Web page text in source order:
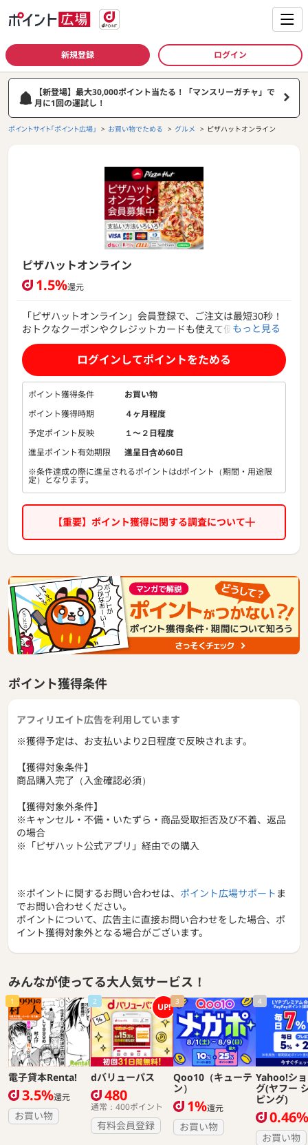
新規登録 ログイン
【新登場】最大30,000ポイント当たる！「マンスリーガチャ」で
月に1回の運試し！
ポイントサイト「ポイント広場」 お買い物でためる グルメ ピザハットオンライン
ピザハットオンライン
1.5%還元
「ピザハットオンライン」会員登録で、ご注文は最短30秒！
おトクなクーポンやクレジットカードも使えて便利！
いまや世界最大のピザレストランチェーンに成長したピザハ
ット。
こだわりのおいしさとおもてなしの心で焼きたてのピザをお
届します。
もっと見る
ログインしてポイントをためる
ポイント獲得条件
お買い物
ポイント獲得時期
４ヶ月程度
予定ポイント反映
１〜２日程度
進呈ポイント有効期限
進呈日含め60日
※条件達成の際に進呈されるポイントはdポイント（期間・用途限
定）となります。
【重要】ポイント獲得に関する調査について
ポイント獲得条件
アフィリエイト広告を利用しています
※獲得予定は、お支払いより2日程度で反映されます。
【獲得対象条件】
商品購入完了（入金確認必須）
【獲得対象外条件】
※キャンセル・不備・いたずら・商品受取拒否及び不着、返品
の場合
※「ピザハット公式アプリ」経由での購入
※ポイントに関するお問い合わせは、 ポイント広場サポート ま
でお問い合わせください。
ポイントについて、広告主に直接お問い合わせをした場合、ポ
イント獲得対象外となる場合がございます。
みんなが使ってる大人気サービス！
1
電子貸本Renta!
3.5%還元
お買い物
2 UP!
dバリューパス
480
通常：400ポイント
有料会員登録
3
Qoo10（キューテ
ン）
1%還元
お買い物
4
Yahoo!シ
グ(ヤフー
ピング)
0.46%
お買い物